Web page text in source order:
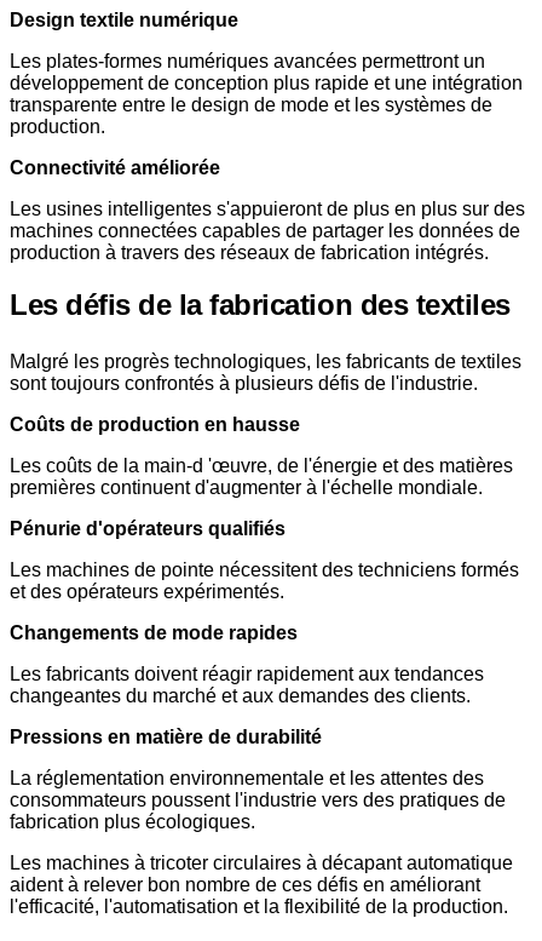
Design textile numérique
Les plates-formes numériques avancées permettront un
développement de conception plus rapide et une intégration
transparente entre le design de mode et les systèmes de
production.
Connectivité améliorée
Les usines intelligentes s'appuieront de plus en plus sur des
machines connectées capables de partager les données de
production à travers des réseaux de fabrication intégrés.
Les défis de la fabrication des textiles
Malgré les progrès technologiques, les fabricants de textiles
sont toujours confrontés à plusieurs défis de l'industrie.
Coûts de production en hausse
Les coûts de la main-d 'œuvre, de l'énergie et des matières
premières continuent d'augmenter à l'échelle mondiale.
Pénurie d'opérateurs qualifiés
Les machines de pointe nécessitent des techniciens formés
et des opérateurs expérimentés.
Changements de mode rapides
Les fabricants doivent réagir rapidement aux tendances
changeantes du marché et aux demandes des clients.
Pressions en matière de durabilité
La réglementation environnementale et les attentes des
consommateurs poussent l'industrie vers des pratiques de
fabrication plus écologiques.
Les machines à tricoter circulaires à décapant automatique
aident à relever bon nombre de ces défis en améliorant
l'efficacité, l'automatisation et la flexibilité de la production.